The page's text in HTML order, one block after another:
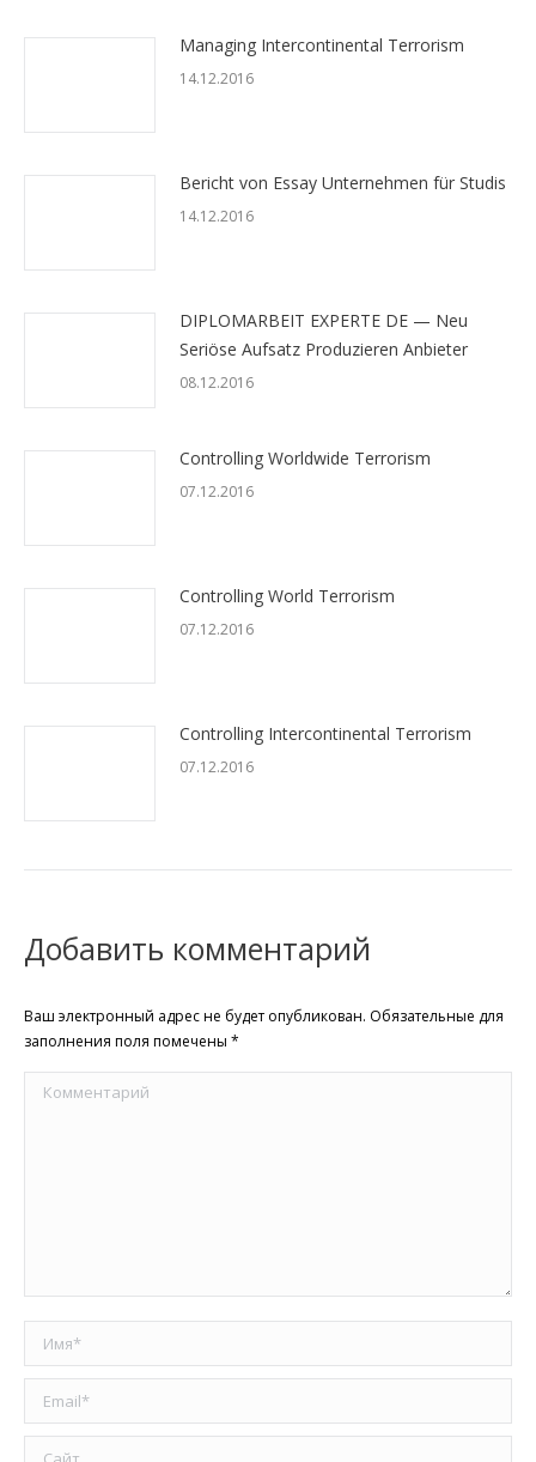
Managing Intercontinental Terrorism
14.12.2016
Bericht von Essay Unternehmen für Studis
14.12.2016
DIPLOMARBEIT EXPERTE DE — Neu
Seriöse Aufsatz Produzieren Anbieter
08.12.2016
Controlling Worldwide Terrorism
07.12.2016
Controlling World Terrorism
07.12.2016
Controlling Intercontinental Terrorism
07.12.2016
Добавить комментарий
Ваш электронный адрес не будет опубликован. Обязательные для
заполнения поля помечены *
Комментарий
Имя *
Email *
Сайт